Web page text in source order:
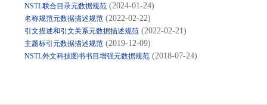
NSTL联合目录元数据规范 (2024-01-24)
名称规范元数据描述规范 (2022-02-22)
引文描述和引文关系元数据描述规范 (2022-02-21)
主题标引元数据描述规范 (2019-12-09)
NSTL外文科技图书书目增强元数据规范 (2018-07-24)